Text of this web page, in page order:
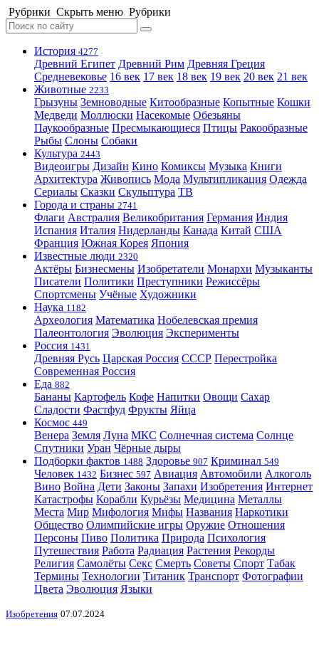
Рубрики Скрыть меню Рубрики
История 4277
Древний Египет Древний Рим Древняя Греция
Средневековье 16 век 17 век 18 век 19 век 20 век 21 век
Животные 2233
Грызуны Земноводные Китообразные Копытные Кошки
Медведи Моллюски Насекомые Обезьяны
Паукообразные Пресмыкающиеся Птицы Ракообразные
Рыбы Слоны Собаки
Культура 2443
Видеоигры Дизайн Кино Комиксы Музыка Книги
Архитектура Живопись Мода Мультипликация Одежда
Сериалы Сказки Скульптура ТВ
Города и страны 2741
Флаги Австралия Великобритания Германия Индия
Испания Италия Нидерланды Канада Китай США
Франция Южная Корея Япония
Известные люди 2320
Актёры Бизнесмены Изобретатели Монархи Музыканты
Писатели Политики Преступники Режиссёры
Спортсмены Учёные Художники
Наука 1182
Археология Математика Нобелевская премия
Палеонтология Эволюция Эксперименты
Россия 1431
Древняя Русь Царская Россия СССР Перестройка
Современная Россия
Еда 882
Бананы Картофель Кофе Напитки Овощи Сахар
Сладости Фастфуд Фрукты Яйца
Космос 449
Венера Земля Луна МКС Солнечная система Солнце
Спутники Уран Чёрные дыры
Подборки фактов 1488 Здоровье 907 Криминал 549
Человек 1432 Бизнес 597 Авиация Автомобили Алкоголь
Вино Война Дети Законы Запахи Изобретения Интернет
Катастрофы Корабли Курьёзы Медицина Металлы
Места Мир Мифология Мифы Названия Наркотики
Общество Олимпийские игры Оружие Отношения
Персоны Пиво Политика Природа Психология
Путешествия Работа Радиация Растения Рекорды
Религия Самолёты Секс Смерть Советы Спорт Табак
Термины Технологии Титаник Транспорт Фотографии
Цвета Эволюция Языки
Изобретения 07.07.2024